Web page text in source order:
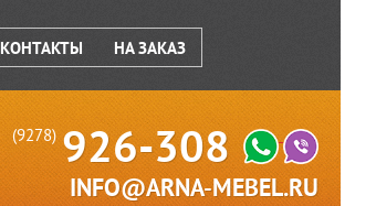
КОНТАКТЫ НА ЗАКАЗ
(9278) 926-308
INFO@ARNA-MEBEL.RU